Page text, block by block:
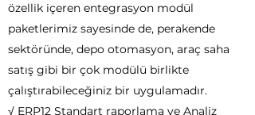
özellik içeren entegrasyon modül
paketlerimiz sayesinde de, perakende
sektöründe, depo otomasyon, araç saha
satış gibi bir çok modülü birlikte
çalıştırabileceğiniz bir uygulamadır.
√ ERP12 Standart raporlama ve Analiz